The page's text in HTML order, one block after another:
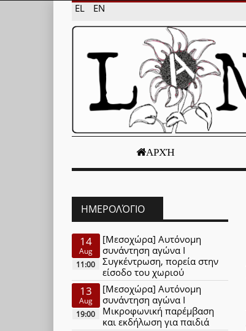
EL EN
ΑΡΧΉ
ΗΜΕΡΟΛΌΓΙΟ
14
Aug
11:00
[Μεσοχώρα] Αυτόνομη
συνάντηση αγώνα Ι
Συγκέντρωση, πορεία στην
είσοδο του χωριού
13
Aug
19:00
[Μεσοχώρα] Αυτόνομη
συνάντηση αγώνα Ι
Μικροφωνική παρέμβαση
και εκδήλωση για παιδιά